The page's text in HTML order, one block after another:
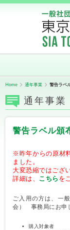
Home 通年事業 警告ラベ
通年事業
警告ラベル頒
※昨年からの原材
ました。
大変恐縮ではござ
詳細は、 こちら を
ご入用の方は、一
会） 事務局にお申
購入対象者